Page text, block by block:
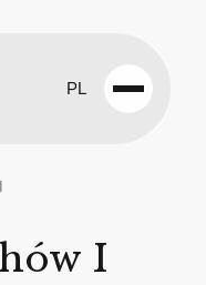
PL
Open
I